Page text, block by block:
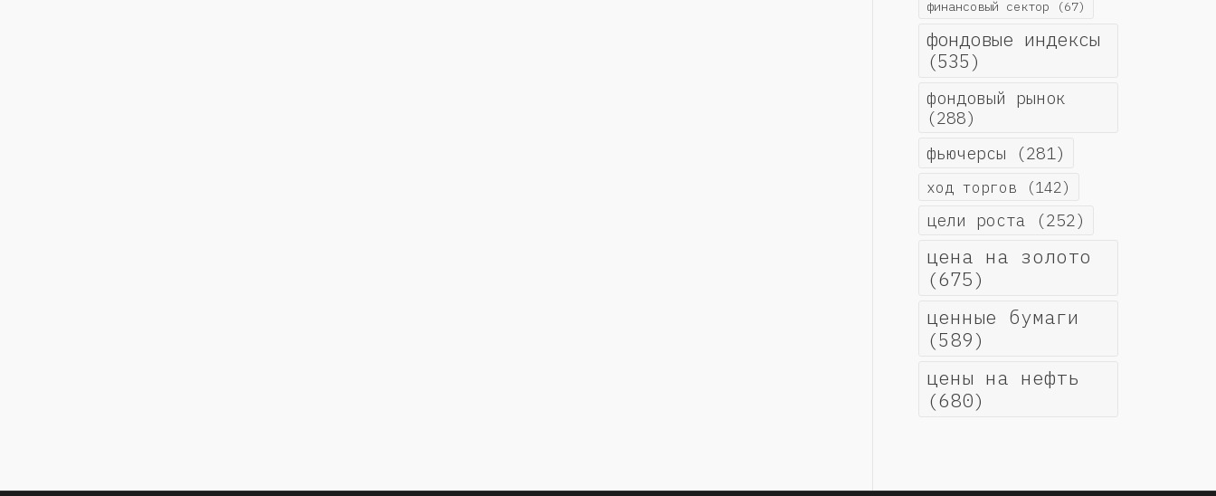
финансовый сектор (67)
фондовые индексы
(535)
фондовый рынок
(288)
фьючерсы (281)
ход торгов (142)
цели роста (252)
цена на золото
(675)
ценные бумаги
(589)
цены на нефть
(680)